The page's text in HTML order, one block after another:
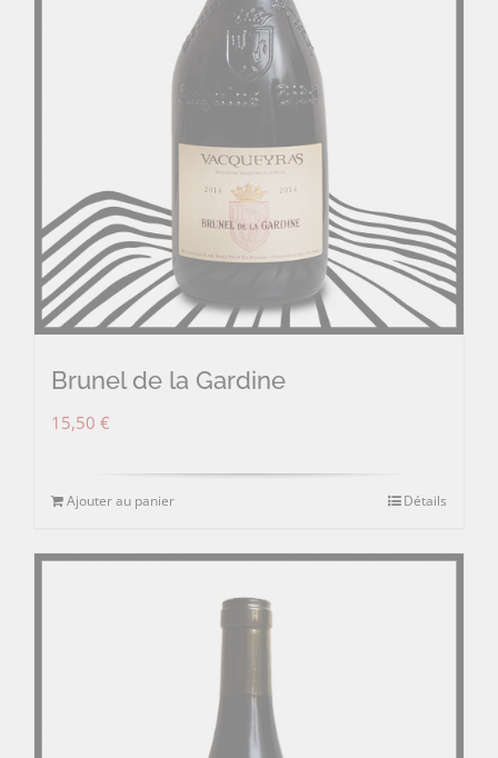
Brunel de la Gardine
15,50 €
Ajouter au panier Détails